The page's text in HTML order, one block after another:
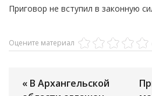
Приговор не вступил в законную
Оцените материал
« В Архангельской